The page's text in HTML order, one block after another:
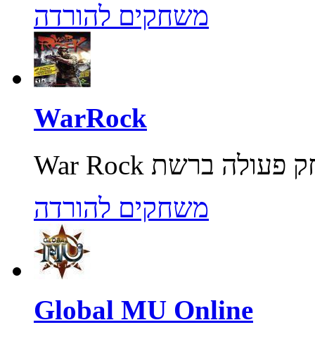
משחקים להורדה
WarRock
משחקים להורדה
Global MU Online